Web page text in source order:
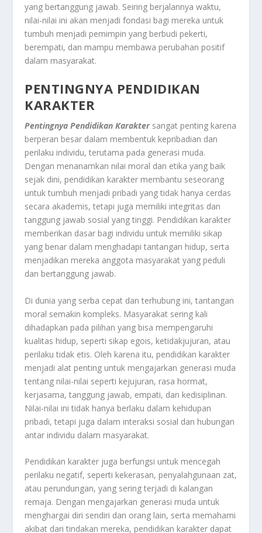
yang bertanggung jawab. Seiring berjalannya waktu,
nilai-nilai ini akan menjadi fondasi bagi mereka untuk
tumbuh menjadi pemimpin yang berbudi pekerti,
berempati, dan mampu membawa perubahan positif
dalam masyarakat.
PENTINGNYA PENDIDIKAN
KARAKTER
Pentingnya Pendidikan Karaktersangat penting karena
berperan besar dalam membentuk kepribadian dan
perilaku individu, terutama pada generasi muda.
Dengan menanamkan nilai moral dan etika yang baik
sejak dini, pendidikan karakter membantu seseorang
untuk tumbuh menjadi pribadi yang tidak hanya cerdas
secara akademis, tetapi juga memiliki integritas dan
tanggung jawab sosial yang tinggi. Pendidikan karakter
memberikan dasar bagi individu untuk memiliki sikap
yang benar dalam menghadapi tantangan hidup, serta
menjadikan mereka anggota masyarakat yang peduli
dan bertanggung jawab.
Di dunia yang serba cepat dan terhubung ini, tantangan
moral semakin kompleks. Masyarakat sering kali
dihadapkan pada pilihan yang bisa mempengaruhi
kualitas hidup, seperti sikap egois, ketidakjujuran, atau
perilaku tidak etis. Oleh karena itu, pendidikan karakter
menjadi alat penting untuk mengajarkan generasi muda
tentang nilai-nilai seperti kejujuran, rasa hormat,
kerjasama, tanggung jawab, empati, dan kedisiplinan.
Nilai-nilai ini tidak hanya berlaku dalam kehidupan
pribadi, tetapi juga dalam interaksi sosial dan hubungan
antar individu dalam masyarakat.
Pendidikan karakter juga berfungsi untuk mencegah
perilaku negatif, seperti kekerasan, penyalahgunaan zat,
atau perundungan, yang sering terjadi di kalangan
remaja. Dengan mengajarkan generasi muda untuk
menghargai diri sendiri dan orang lain, serta memahami
akibat dari tindakan mereka, pendidikan karakter dapat